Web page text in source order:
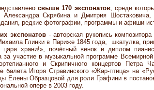
свыше 170 экспонатов, среди
Александра Скрябина и Дмитрия
редкие фотографии, программы и афиши
экспонатов- авторская рукопись
Глинки в Париже 1845 года, шкатулка,
храни!», почётный венок и диплом
за участие в музыкальной программе
и Скрипичного концертов Петра
балета Игоря Стравинского «Жар-птица» на
Елены Образцовой для роли Графини в
опере в 2003 году.